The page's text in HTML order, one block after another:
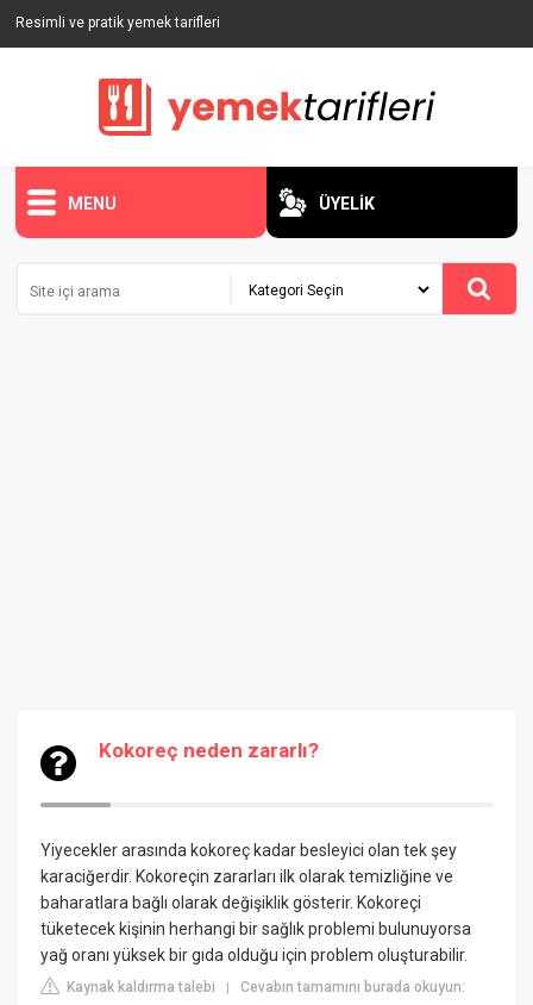
Resimli ve pratik yemek tarifleri
MENU ÜYELİK
Kokoreç neden zararlı?
Yiyecekler arasında kokoreç kadar besleyici olan tek şey
karaciğerdir. Kokoreçin zararları ilk olarak temizliğine ve
baharatlara bağlı olarak değişiklik gösterir. Kokoreçi
tüketecek kişinin herhangi bir sağlık problemi bulunuyorsa
yağ oranı yüksek bir gıda olduğu için problem oluşturabilir.
Kaynak kaldırma talebi |Cevabın tamamını burada okuyun: